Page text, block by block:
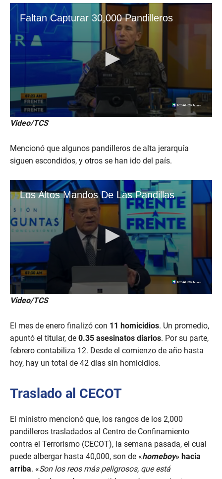
Video/TCS
Mencionó que algunos pandilleros de alta jerarquía
siguen escondidos, y otros se han ido del país.
Video/TCS
El mes de enero finalizó con 11 homicidios. Un promedio,
apuntó el titular, de 0.35 asesinatos diarios. Por su parte,
febrero contabiliza 12. Desde el comienzo de año hasta
hoy, hay un total de 42 días sin homicidios.
Traslado al CECOT
El ministro mencionó que, los rangos de los 2,000
pandilleros trasladados al Centro de Confinamiento
contra el Terrorismo (CECOT), la semana pasada, el cual
puede albergar hasta 40,000, son de «homeboy» hacia
arriba. «Son los reos más peligrosos, que está